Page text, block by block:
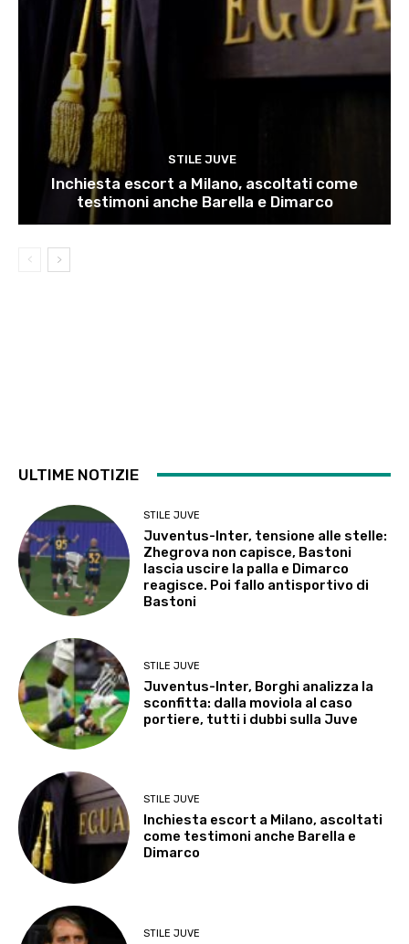
STILE JUVE
Inchiesta escort a Milano, ascoltati come
testimoni anche Barella e Dimarco
ULTIME NOTIZIE
STILE JUVE
Juventus-Inter, tensione alle stelle:
Zhegrova non capisce, Bastoni
lascia uscire la palla e Dimarco
reagisce. Poi fallo antisportivo di
Bastoni
STILE JUVE
Juventus-Inter, Borghi analizza la
sconfitta: dalla moviola al caso
portiere, tutti i dubbi sulla Juve
STILE JUVE
Inchiesta escort a Milano, ascoltati
come testimoni anche Barella e
Dimarco
STILE JUVE